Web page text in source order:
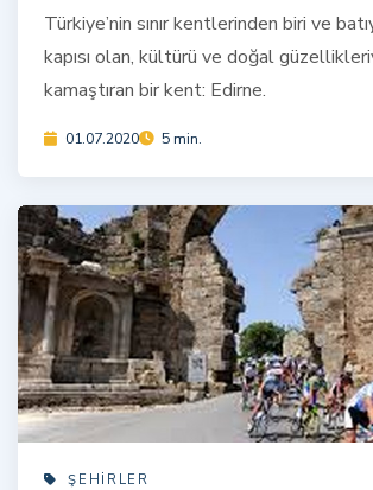
Türkiye’nin sınır kentlerinden biri ve
kapısı olan, kültürü ve doğal
kamaştıran bir kent: Edirne.
01.07.2020 5 min.
ŞEHIRLER